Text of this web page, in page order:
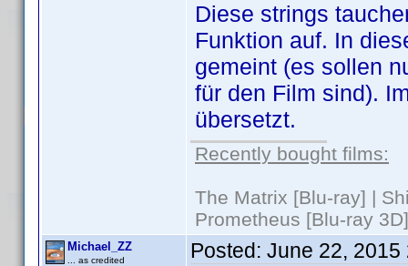
Diese strings
Funktion auf. In
gemeint (es sollen
für den Film sind).
übersetzt.
Recently bought films:
The Matrix [Blu-ray] |
Prometheus [Blu-ray
Michael_ZZ
... as credited Posted: June 22, 2015